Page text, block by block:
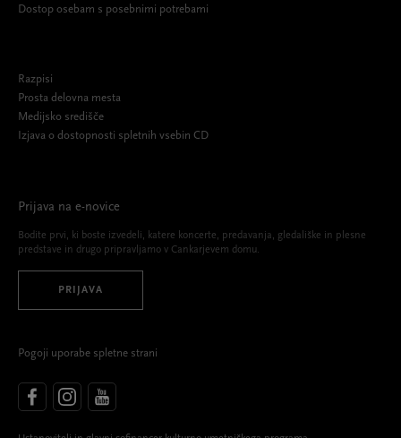
Dostop osebam s posebnimi potrebami
Razpisi
Prosta delovna mesta
Medijsko središče
Izjava o dostopnosti spletnih vsebin CD
Prijava na e-novice
Bodite prvi, ki boste izvedeli, katere koncerte, predavanja, gledališke in plesne
predstave in drugo pripravljamo v Cankarjevem domu.
PRIJAVA
Pogoji uporabe spletne strani